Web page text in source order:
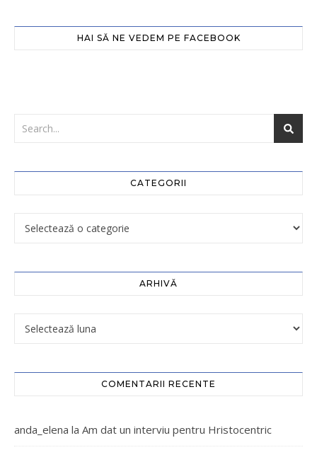
HAI SĂ NE VEDEM PE FACEBOOK
CATEGORII
ARHIVĂ
COMENTARII RECENTE
anda_elena la Am dat un interviu pentru Hristocentric